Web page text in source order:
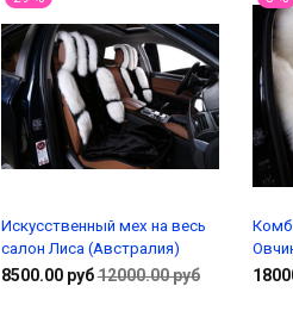
Искусственный мех на весь
салон Лиса (Австралия)
8500.00 руб12000.00 руб